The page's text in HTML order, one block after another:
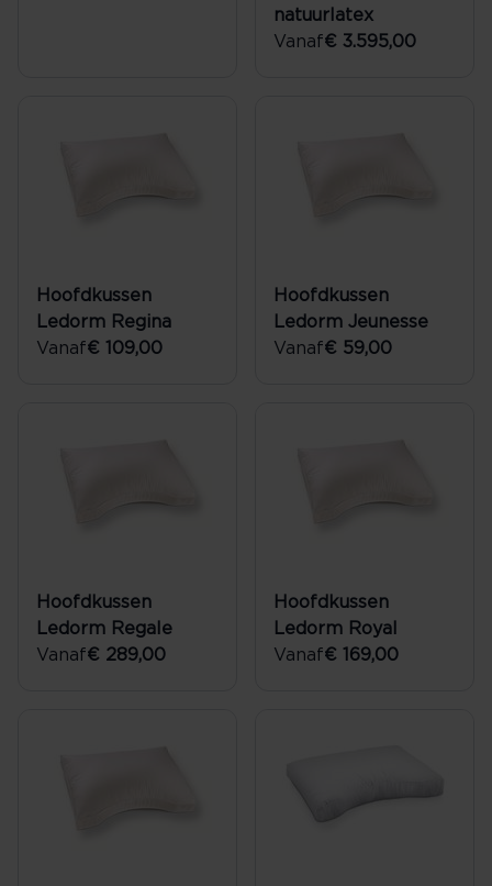
natuurlatex
Vanaf€ 3.595,00
Hoofdkussen
Ledorm Regina
Vanaf€ 109,00
Hoofdkussen
Ledorm Jeunesse
Vanaf€ 59,00
Hoofdkussen
Ledorm Regale
Vanaf€ 289,00
Hoofdkussen
Ledorm Royal
Vanaf€ 169,00